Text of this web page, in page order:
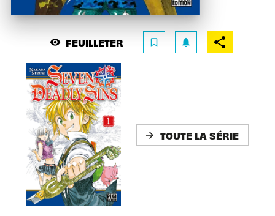
visibility FEUILLETER bookmark_border notifications
arrow_forward TOUTE LA SÉRIE